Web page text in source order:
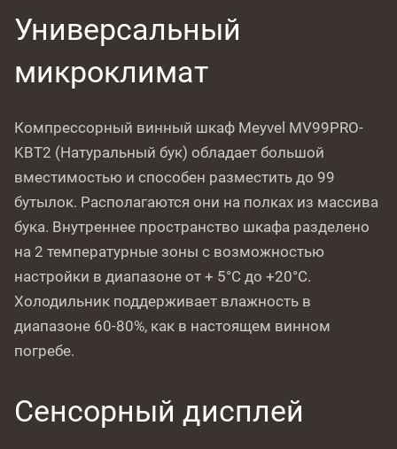
Универсальный
микроклимат
Компрессорный винный шкаф Meyvel MV99PRO-
KBT2 (Натуральный бук) обладает большой
вместимостью и способен разместить до 99
бутылок. Располагаются они на полках из массива
бука. Внутреннее пространство шкафа разделено
на 2 температурные зоны с возможностью
настройки в диапазоне от + 5°C до +20°C.
Холодильник поддерживает влажность в
диапазоне 60-80%, как в настоящем винном
погребе.
Сенсорный дисплей